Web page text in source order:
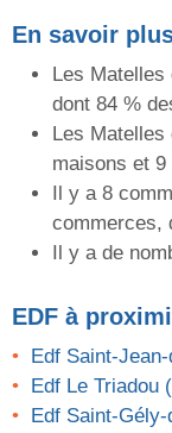
En savoir
Les
dont 84 %
Les
maisons et 9
Il y a 8
commerces,
Il y a de
EDF à
Edf Saint-
Edf Le Triadou
Edf Saint-